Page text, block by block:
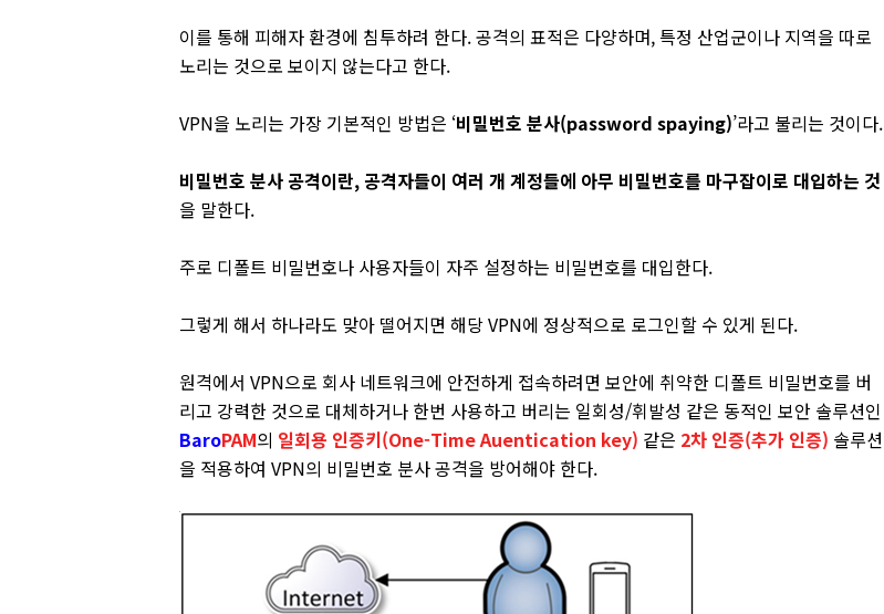
이를 통해 피해자 환경에 침투하려 한다. 공격의 표적은 다양하며, 특정 산업군이나 지역을 따로
노리는 것으로 보이지 않는다고 한다.
VPN을 노리는 가장 기본적인 방법은 ‘비밀번호 분사(password spaying)’라고 불리는 것이다.
비밀번호 분사 공격이란, 공격자들이 여러 개 계정들에 아무 비밀번호를 마구잡이로 대입하는 것
을 말한다.
주로 디폴트 비밀번호나 사용자들이 자주 설정하는 비밀번호를 대입한다.
그렇게 해서 하나라도 맞아 떨어지면 해당 VPN에 정상적으로 로그인할 수 있게 된다.
원격에서 VPN으로 회사 네트워크에 안전하게 접속하려면 보안에 취약한 디폴트 비밀번호를 버
리고 강력한 것으로 대체하거나 한번 사용하고 버리는 일회성/휘발성 같은 동적인 보안 솔루션인
BaroPAM의 일회용 인증키(One-Time Auentication key) 같은 2차 인증(추가 인증) 솔루션
을 적용하여 VPN의 비밀번호 분사 공격을 방어해야 한다.